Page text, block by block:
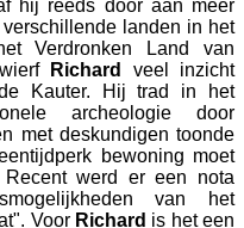
hij reeds door aan meer
landen in het
Verdronken Land van
Richard veel inzicht
Kauter. Hij trad in het
archeologie door
met deskundigen toonde
bewoning moet
werd er een nota
van het
Voor Richard is het een